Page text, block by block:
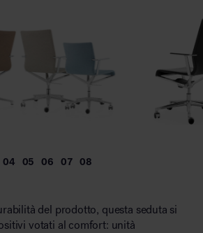
del prodotto, questa seduta si
votati al comfort: unità